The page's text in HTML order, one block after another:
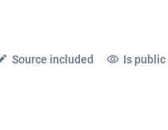
Source included Is public